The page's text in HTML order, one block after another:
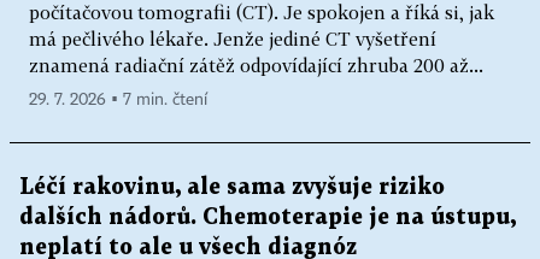
počítačovou tomografii (CT). Je spokojen a říká si, jak
má pečlivého lékaře. Jenže jediné CT vyšetření
znamená radiační zátěž odpovídající zhruba 200 až...
29. 7. 2026 ▪ 7 min. čtení
Léčí rakovinu, ale sama zvyšuje riziko
dalších nádorů. Chemoterapie je na ústupu,
neplatí to ale u všech diagnóz